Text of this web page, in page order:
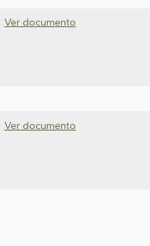
Ver documento
Ver documento